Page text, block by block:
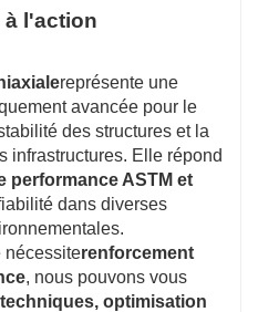
l'action
représente une
avancée pour le
des structures et la
infrastructures. Elle répond
performance ASTM et
dans diverses
nécessiterenforcement
, nous pouvons vous
optimisation